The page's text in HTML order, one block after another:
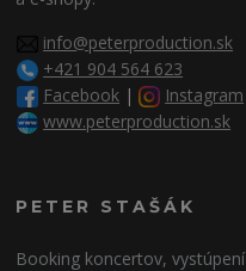
info@peterproduction.sk
+421 904 564 623
Facebook | Instagram
www.peterproduction.sk
PETER STAŠÁK
Booking koncertov, vystúpení